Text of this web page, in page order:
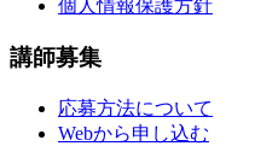
個人情報保護方針
講師募集
応募方法について
Webから申し込む